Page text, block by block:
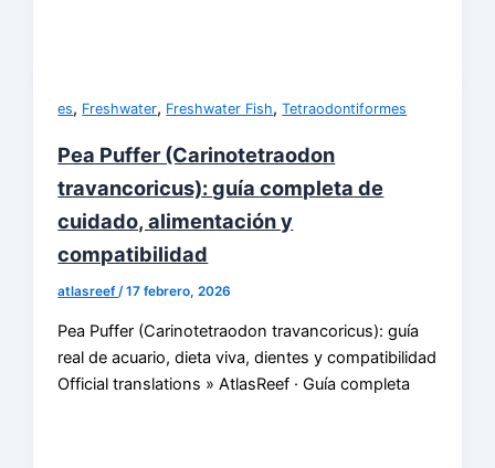
es, Freshwater, Freshwater Fish,Tetraodontiformes
Pea Puffer (Carinotetraodon
travancoricus): guía completa de
cuidado, alimentación y
compatibilidad
atlasreef/17 febrero, 2026
Pea Puffer (Carinotetraodon travancoricus): guía
real de acuario, dieta viva, dientes y compatibilidad
Official translations » AtlasReef · Guía completa